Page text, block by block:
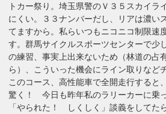
トカー祭り。埼玉県警のＶ３５スカイラ
にくい。３３ナンバーだし、リアは濃い
てますから。私らいつもニコニコ制限速
す。群馬サイクルスポーツセンターで少
の練習、事実上出来ないため（林道の占
ら）、こういった機会にライン取りなど
このコース、高性能車で全開走行すると
驚く！ 今日も昨年私のラリーカーに乗
「やられた！ しくしく」談義をしてた